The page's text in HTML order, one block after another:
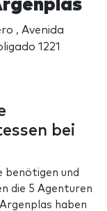
, Avenida
1221
bei
benötigen und
die 5 Agenturen
haben